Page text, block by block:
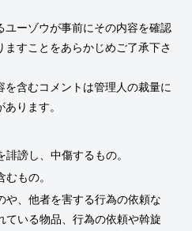
ーゾウが事前にその内容を確認
ますことをあらかじめご了承下さ
含むコメントは管理人の裁量に
ります。
謗し、中傷するもの。
もの。
や、他者を害する行為の依頼な
ている物品、行為の依頼や斡旋